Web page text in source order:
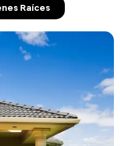
Raíces